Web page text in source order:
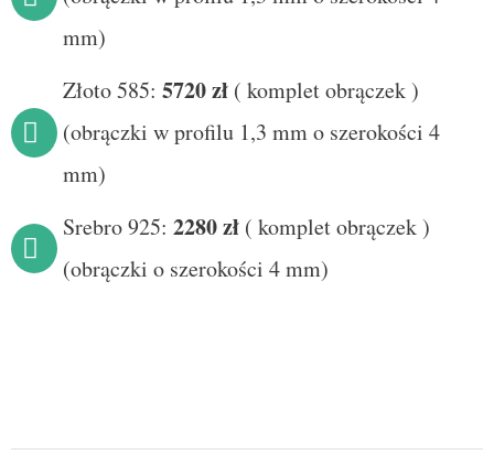
mm)
Złoto 585: 5720 zł ( komplet obrączek)
(obrączki w profilu 1,3 mm o szerokości 4
mm)
Srebro 925: 2280 zł ( komplet obrączek)
(obrączki o szerokości 4 mm)